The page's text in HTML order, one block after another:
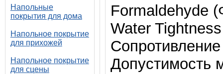
Напольные
покрытия для дома
Напольное покрытие
для прихожей
Напольное покрытие
для сцены
Formaldehyde
Water
Допустимость